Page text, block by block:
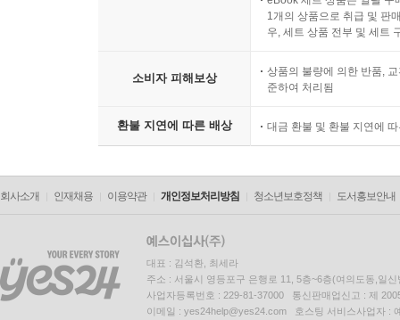
1개의 상품으로 취급 및 판
우, 세트 상품 전부 및 세트
소비자 피해보상
상품의 불량에 의한 반품,
준하여 처리됨
환불 지연에 따른 배상 대금 환불 및 환불 지연에
회사소개 인재채용 이용약관 개인정보처리방침 청소년보호정책 도서홍보안내
대표 : 김석환, 최세라
주소 : 서울시 영등포구 은행로 11, 5층~6층(여의도동,일신
사업자등록번호 : 229-81-37000 통신판매업신고 : 제
이메일 : yes24help@yes24.com 호스팅 서비스사업자 :